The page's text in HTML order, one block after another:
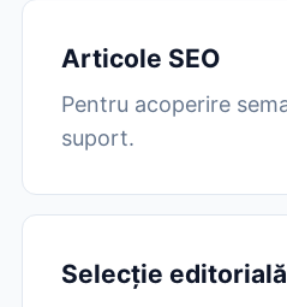
Articole SEO
Pentru acoperire
suport.
Selecție editorială